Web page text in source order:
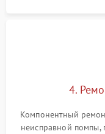
4.
Компонентный
неисправной помпы,